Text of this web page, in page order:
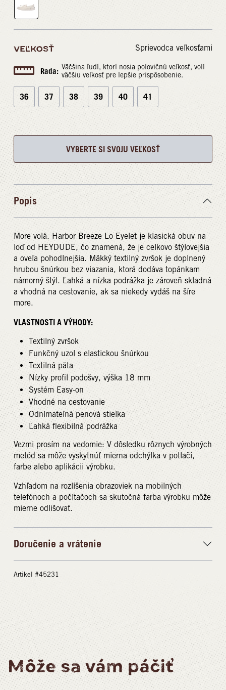
VEĽKOSŤ Sprievodca veľkosťami
Rada: Väčšina ľudí, ktorí nosia polovičnú veľkosť, volí
väčšiu veľkosť pre lepšie prispôsobenie.
36 37 38 39 40 41
VYBERTE SI SVOJU VEĽKOSŤ
Popis
More volá. Harbor Breeze Lo Eyelet je klasická obuv na
loď od HEYDUDE, čo znamená, že je celkovo štýlovejšia
a oveľa pohodlnejšia. Mäkký textilný zvršok je doplnený
hrubou šnúrkou bez viazania, ktorá dodáva topánkam
námorný štýl. Ľahká a nízka podrážka je zároveň skladná
a vhodná na cestovanie, ak sa niekedy vydáš na šíre
more.
VLASTNOSTI A VÝHODY:
Textilný zvršok
Funkčný uzol s elastickou šnúrkou
Textilná päta
Nízky profil podošvy, výška 18 mm
Systém Easy-on
Vhodné na cestovanie
Odnímateľná penová stielka
Ľahká flexibilná podrážka
Vezmi prosím na vedomie: V dôsledku rôznych výrobných
metód sa môže vyskytnúť mierna odchýlka v potlači,
farbe alebo aplikácii výrobku.
Vzhľadom na rozlíšenia obrazoviek na mobilných
telefónoch a počítačoch sa skutočná farba výrobku môže
mierne odlišovať.
Doručenie a vrátenie
Artikel #45231
Môže sa vám páčiť